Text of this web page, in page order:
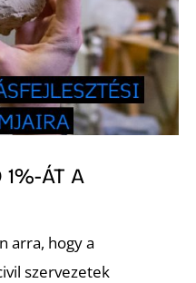
1%-ÁT A
arra, hogy a
szervezetek